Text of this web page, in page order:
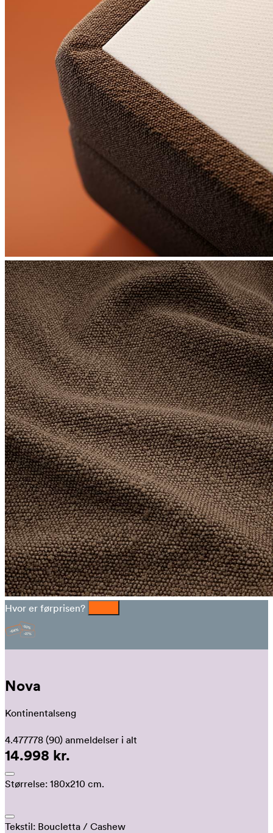
Hvor er førprisen?
Nova
Kontinentalseng
4.477778 (90) anmeldelser i alt
14.998 kr.
Størrelse: 180x210 cm.
Tekstil: Boucletta / Cashew